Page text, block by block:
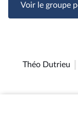
Voir le groupe
Théo Dutrieu